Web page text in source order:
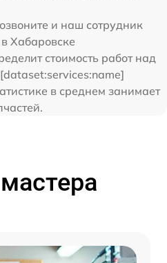
и наш сотрудник
Хабаровске
стоимость работ над
в среднем занимает